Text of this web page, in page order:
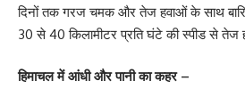
दिनों तक गरज चमक और तेज हवाओं के साथ
30 से 40 किलामीटर प्रति घंटे की स्पीड से तेज
हिमाचल में आंधी और पानी का कहर –